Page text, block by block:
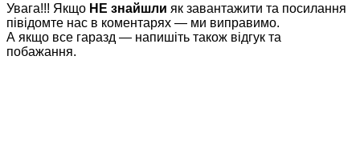
Увага!!! Якщо НЕ знайшли як завантажити та посилання
півідомте нас в коментарях — ми виправимо.
А якщо все гаразд — напишіть також відгук та
побажання.